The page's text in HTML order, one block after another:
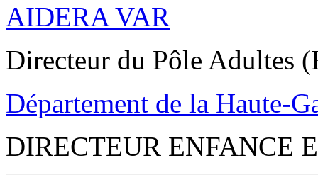
AIDERA VAR
Directeur du Pôle Adultes
Département de la Haute-
DIRECTEUR ENFANCE